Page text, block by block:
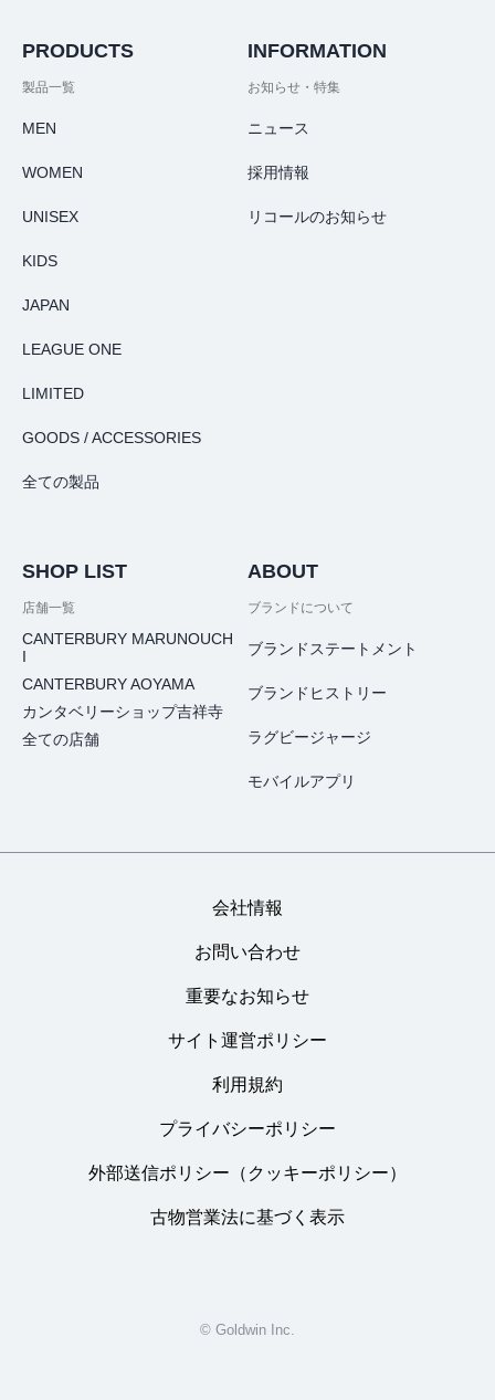
PRODUCTS
製品一覧
MEN
WOMEN
UNISEX
KIDS
JAPAN
LEAGUE ONE
LIMITED
GOODS / ACCESSORIES
全ての製品
INFORMATION
お知らせ・特集
ニュース
採用情報
リコールのお知らせ
SHOP LIST
店舗一覧
CANTERBURY MARUNOUCH
I
CANTERBURY AOYAMA
カンタベリーショップ吉祥寺
全ての店舗
ABOUT
ブランドについて
ブランドステートメント
ブランドヒストリー
ラグビージャージ
モバイルアプリ
会社情報
お問い合わせ
重要なお知らせ
サイト運営ポリシー
利用規約
プライバシーポリシー
外部送信ポリシー（クッキーポリシー）
古物営業法に基づく表示
© Goldwin Inc.